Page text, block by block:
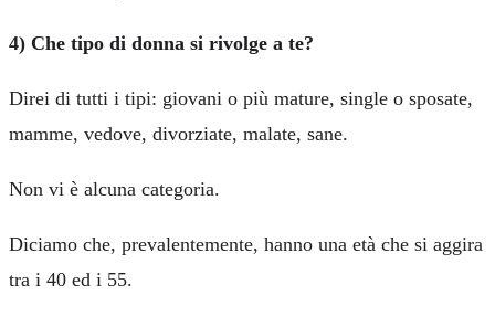
4) Che tipo di donna si rivolge a te?
Direi di tutti i tipi: giovani o più mature, single o sposate,
mamme, vedove, divorziate, malate, sane.
Non vi è alcuna categoria.
Diciamo che, prevalentemente, hanno una età che si aggira
tra i 40 ed i 55.